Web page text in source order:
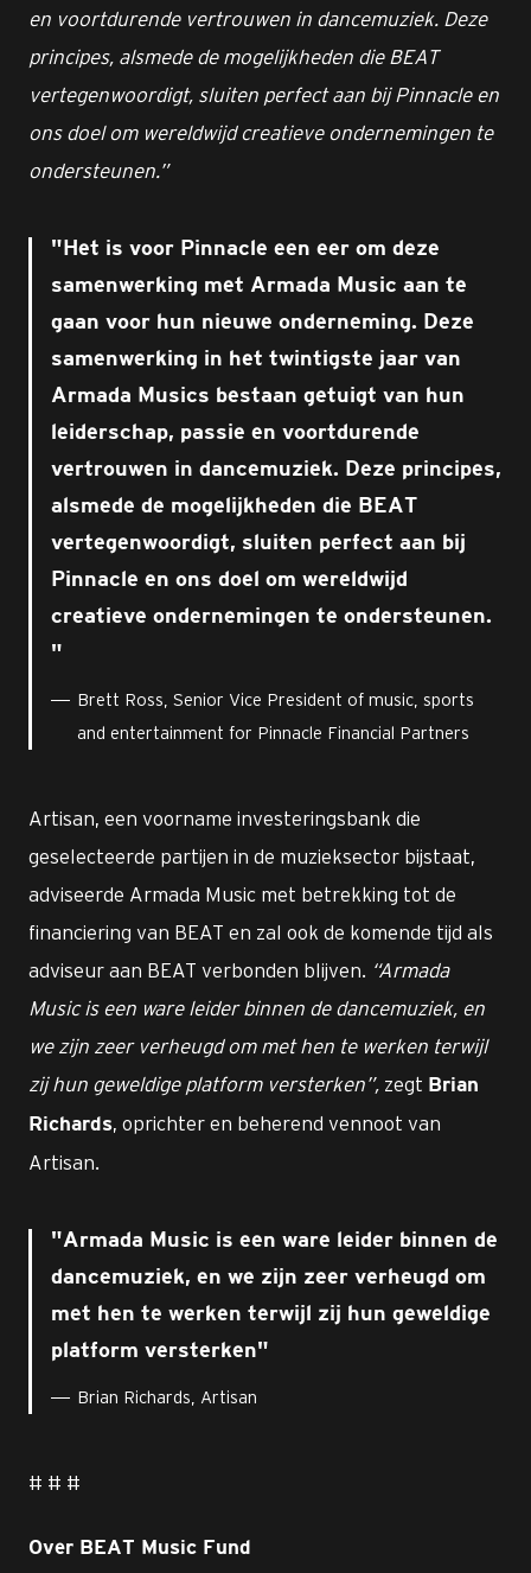
en voortdurende vertrouwen in dancemuziek. Deze
principes, alsmede de mogelijkheden die BEAT
vertegenwoordigt, sluiten perfect aan bij Pinnacle en
ons doel om wereldwijd creatieve ondernemingen te
ondersteunen.”
Het is voor Pinnacle een eer om deze
samenwerking met Armada Music aan te
gaan voor hun nieuwe onderneming. Deze
samenwerking in het twintigste jaar van
Armada Musics bestaan getuigt van hun
leiderschap, passie en voortdurende
vertrouwen in dancemuziek. Deze principes,
alsmede de mogelijkheden die BEAT
vertegenwoordigt, sluiten perfect aan bij
Pinnacle en ons doel om wereldwijd
creatieve ondernemingen te ondersteunen.
Brett Ross, Senior Vice President of music, sports
and entertainment for Pinnacle Financial Partners
Artisan, een voorname investeringsbank die
geselecteerde partijen in de muzieksector bijstaat,
adviseerde Armada Music met betrekking tot de
financiering van BEAT en zal ook de komende tijd als
adviseur aan BEAT verbonden blijven. “Armada
Music is een ware leider binnen de dancemuziek, en
we zijn zeer verheugd om met hen te werken terwijl
zij hun geweldige platform versterken”, zegt Brian
Richards, oprichter en beherend vennoot van
Artisan.
Armada Music is een ware leider binnen de
dancemuziek, en we zijn zeer verheugd om
met hen te werken terwijl zij hun geweldige
platform versterken
Brian Richards, Artisan
# # #
Over BEAT Music Fund